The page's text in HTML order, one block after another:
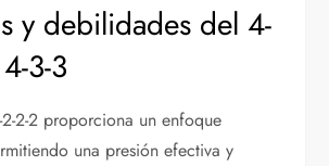
y debilidades del 4-
3-3
2-2 proporciona un enfoque
una presión efectiva y